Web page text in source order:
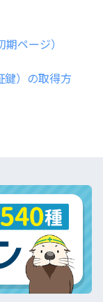
ページ）
鍵）の取得方